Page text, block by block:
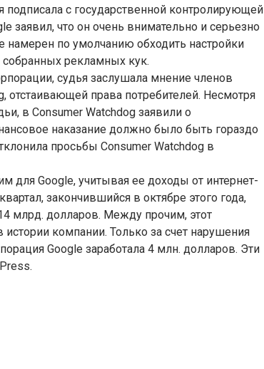
с государственной контролирующей
заявил, что он очень внимательно и серьезно
намерен по умолчанию обходить настройки
рекламных кук.
судья заслушала мнение членов
отстаивающей права потребителей. Несмотря
в Consumer Watchdog заявили о
наказание должно было быть гораздо
просьбы Consumer Watchdog в
для Google, учитывая ее доходы от интернет-
закончившийся в октябре этого года,
млрд. долларов. Между прочим, этот
компании. Только за счет нарушения
Google заработала 4 млн. долларов. Эти